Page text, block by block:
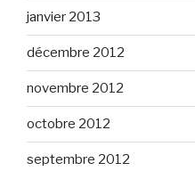
janvier 2013
décembre 2012
novembre 2012
octobre 2012
septembre 2012